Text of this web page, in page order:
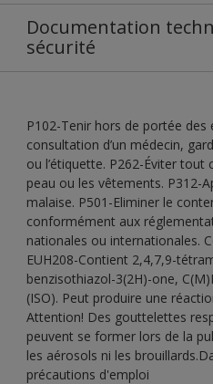
Documentation
sécurité
P102-Tenir hors de portée des
consultation d’un médecin,
ou l’étiquette. P262-Éviter tout
peau ou les vêtements. P312-
malaise. P501-Eliminer le
conformément aux
nationales ou internationales.
EUH208-Contient 2,4,7,9-
benzisothiazol-3(2H)-one,
(ISO). Peut produire une
Attention! Des gouttelettes
peuvent se former lors de la
les aérosols ni les
précautions d'emploi